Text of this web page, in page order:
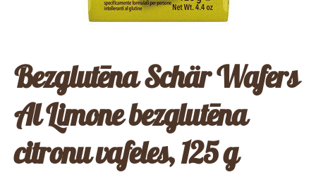
Bezglutēna Schär Wafers
Al Limone bezglutēna
citronu vafeles, 125 g